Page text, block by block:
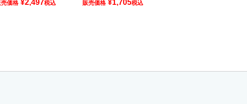
売価格 ¥2,497税込 販売価格 ¥1,705税込